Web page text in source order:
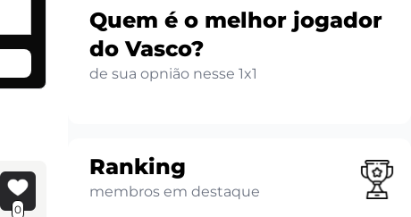
0
Quem é o melhor jogador
do Vasco?
de sua opnião nesse 1x1
Ranking
membros em destaque